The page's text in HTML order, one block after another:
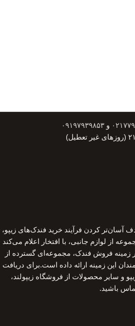
و ۰۹۱۹۷۹۳۹۸۵۳
آسان‌تر کردن فرآیند خرید فندک‌های زیپو،
از لوازم جانبی، با افتخار اعلام می‌کند
در زمینه فروش فندک، مجموعه‌ای گسترده از
این زمینه ارائه داده است.برای دریافت
و سایر محصولات از فروشگاه زیپولند،
باشید.